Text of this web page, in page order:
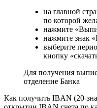
на главной
по которой
нажмите
нажмите знак
выберите
кнопку
Для получения
отделение Банка
Как получить IBAN (20-